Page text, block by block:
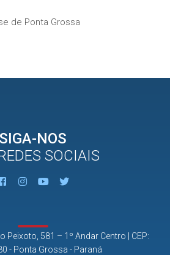
de Ponta Grossa
SIGA-NOS
SOCIAIS
Peixoto, 581 – 1º Andar Centro | CEP:
- Ponta Grossa - Paraná